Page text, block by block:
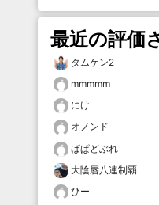
最近の評価
タムケン2
mmmmm
にけ
オノンド
ぱぱどぶれ
大陰唇八連制覇
ひー